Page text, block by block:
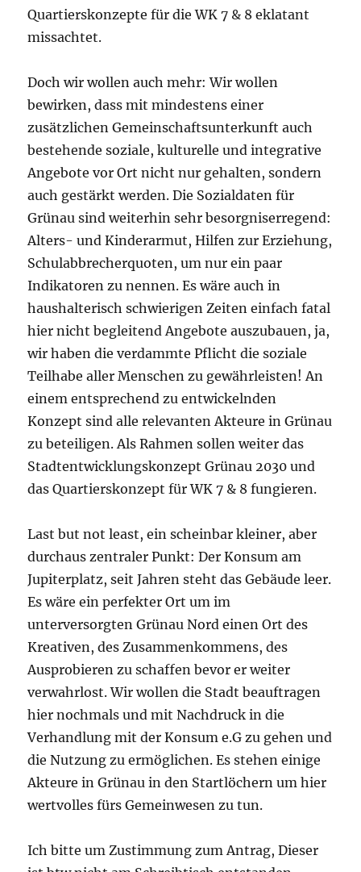
Quartierskonzepte für die WK 7 & 8 eklatant
missachtet.
Doch wir wollen auch mehr: Wir wollen
bewirken, dass mit mindestens einer
zusätzlichen Gemeinschaftsunterkunft auch
bestehende soziale, kulturelle und integrative
Angebote vor Ort nicht nur gehalten, sondern
auch gestärkt werden. Die Sozialdaten für
Grünau sind weiterhin sehr besorgniserregend:
Alters- und Kinderarmut, Hilfen zur Erziehung,
Schulabbrecherquoten, um nur ein paar
Indikatoren zu nennen. Es wäre auch in
haushalterisch schwierigen Zeiten einfach fatal
hier nicht begleitend Angebote auszubauen, ja,
wir haben die verdammte Pflicht die soziale
Teilhabe aller Menschen zu gewährleisten! An
einem entsprechend zu entwickelnden
Konzept sind alle relevanten Akteure in Grünau
zu beteiligen. Als Rahmen sollen weiter das
Stadtentwicklungskonzept Grünau 2030 und
das Quartierskonzept für WK 7 & 8 fungieren.
Last but not least, ein scheinbar kleiner, aber
durchaus zentraler Punkt: Der Konsum am
Jupiterplatz, seit Jahren steht das Gebäude leer.
Es wäre ein perfekter Ort um im
unterversorgten Grünau Nord einen Ort des
Kreativen, des Zusammenkommens, des
Ausprobieren zu schaffen bevor er weiter
verwahrlost. Wir wollen die Stadt beauftragen
hier nochmals und mit Nachdruck in die
Verhandlung mit der Konsum e.G zu gehen und
die Nutzung zu ermöglichen. Es stehen einige
Akteure in Grünau in den Startlöchern um hier
wertvolles fürs Gemeinwesen zu tun.
Ich bitte um Zustimmung zum Antrag, Dieser